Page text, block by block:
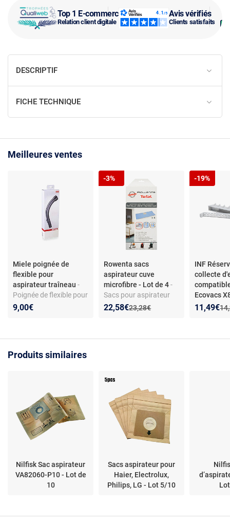
Top 1 E-commerce
Relation client digitale
Avis vérifiés
Clients satisfaits
DESCRIPTIF
FICHE TECHNIQUE
Meilleures ventes
Miele poignée de
flexible pour
aspirateur traîneau -
Poignée de flexible pour
aspirateur traîneau -
9,00€
Rowenta sacs
aspirateur cuve
microfibre - Lot de 4-
Sacs pour aspirateur
cuve en microfibre -
Ancien prix :
23,28€
Nouveau prix :
22,58€
Réduction de :
-3%
INF
collecte
Ecovacs
X9 T80 -
Nouveau
11,49€
-19%
Produits similaires
Nilfisk Sac aspirateur
VA82060-P10 - Lot de
10
Sacs aspirateur pour
Haier, Electrolux,
Philips, LG - Lot 5/10